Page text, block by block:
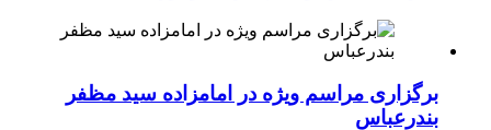
برگزاری مراسم ویژه در امامزاده سید مظفر
بندرعباس